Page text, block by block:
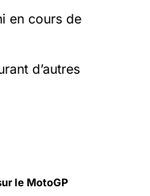
en cours de
d’autres
le MotoGP